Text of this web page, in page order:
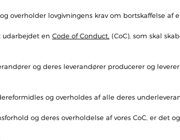
overholder lovgivningens krav om bortskaffelse af
udarbejdet en Code of Conduct, (CoC), som skal
og deres leverandører producerer og
og overholdes af alle deres
og deres overholdelse af vores CoC, er det